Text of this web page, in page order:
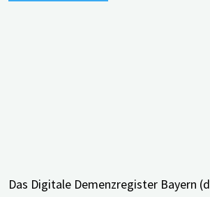
Das Digitale Demenzregister Bayern